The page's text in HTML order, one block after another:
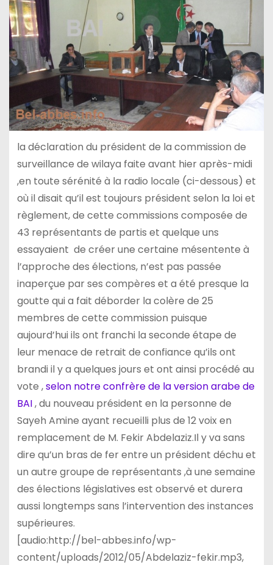
la déclaration du président de la commission de
surveillance de wilaya faite avant hier après-midi
,en toute sérénité à la radio locale (ci-dessous) et
où il disait qu’il est toujours président selon la loi et
règlement, de cette commissions composée de
43 représentants de partis et quelque uns
essayaient de créer une certaine mésentente à
l’approche des élections, n’est pas passée
inaperçue par ses compères et a été presque la
goutte qui a fait déborder la colère de 25
membres de cette commission puisque
aujourd’hui ils ont franchi la seconde étape de
leur menace de retrait de confiance qu’ils ont
brandi il y a quelques jours et ont ainsi procédé au
vote ,selon notre confrère de la version arabe de
BAI, du nouveau président en la personne de
Sayeh Amine ayant recueilli plus de 12 voix en
remplacement de M. Fekir Abdelaziz.Il y va sans
dire qu’un bras de fer entre un président déchu et
un autre groupe de représentants ,à une semaine
des élections législatives est observé et durera
aussi longtemps sans l’intervention des instances
supérieures.
[audio:http://bel-abbes.info/wp-
content/uploads/2012/05/Abdelaziz-fekir.mp3,